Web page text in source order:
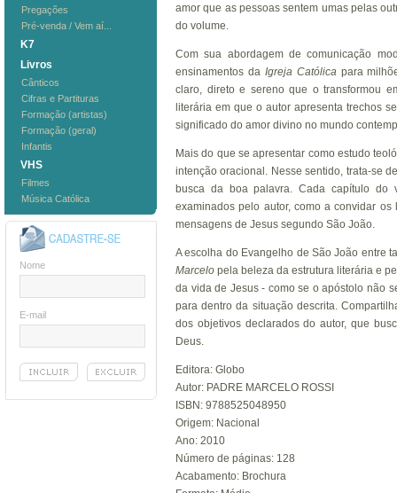
Pregações
Pré-venda / Vem aí...
K7
Livros
Cânticos
Cifras e Partituras
Formação (artistas)
Formação (geral)
Infantis
VHS
Filmes
Música Católica
Nome
E-mail
amor que as pessoas sentem umas pelas
do volume.
Com sua abordagem de comunicação
ensinamentos da Igreja Católicapara
claro, direto e sereno que o transformou
literária em que o autor apresenta trechos
significado do amor divino no mundo
Mais do que se apresentar como estudo
intenção oracional. Nesse sentido, trata-se
busca da boa palavra. Cada capítulo do
examinados pelo autor, como a convidar
mensagens de Jesus segundo São João.
A escolha do Evangelho de São João entre
Marcelo pela beleza da estrutura literária e
da vida de Jesus - como se o apóstolo não
para dentro da situação descrita.
dos objetivos declarados do autor, que
Deus.
Editora: Globo
Autor: PADRE MARCELO ROSSI
ISBN: 9788525048950
Origem: Nacional
Ano: 2010
Número de páginas: 128
Acabamento: Brochura